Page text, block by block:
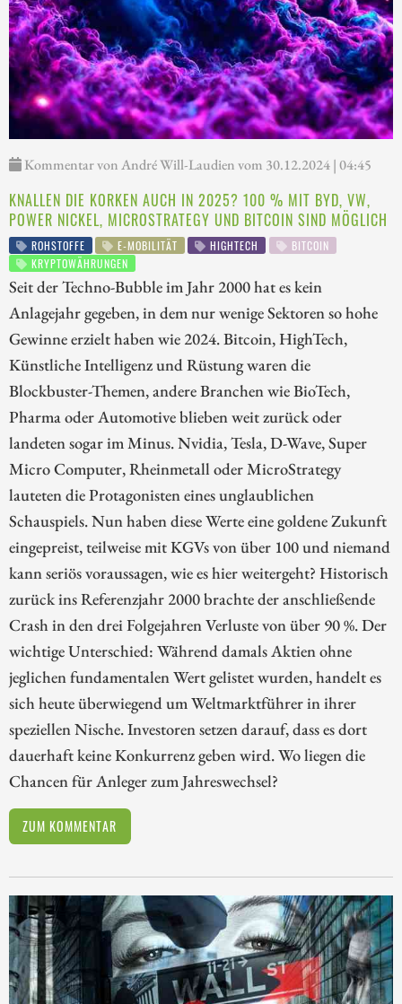
Kommentar von André Will-Laudien vom 30.12.2024 | 04:45
KNALLEN DIE KORKEN AUCH IN 2025? 100 % MIT BYD, VW,
POWER NICKEL, MICROSTRATEGY UND BITCOIN SIND MÖGLICH
ROHSTOFFE E-MOBILITÄT HIGHTECH
BITCOIN
KRYPTOWÄHRUNGEN
Seit der Techno-Bubble im Jahr 2000 hat es kein
Anlagejahr gegeben, in dem nur wenige Sektoren so hohe
Gewinne erzielt haben wie 2024. Bitcoin, HighTech,
Künstliche Intelligenz und Rüstung waren die
Blockbuster-Themen, andere Branchen wie BioTech,
Pharma oder Automotive blieben weit zurück oder
landeten sogar im Minus. Nvidia, Tesla, D-Wave, Super
Micro Computer, Rheinmetall oder MicroStrategy
lauteten die Protagonisten eines unglaublichen
Schauspiels. Nun haben diese Werte eine goldene Zukunft
eingepreist, teilweise mit KGVs von über 100 und niemand
kann seriös voraussagen, wie es hier weitergeht? Historisch
zurück ins Referenzjahr 2000 brachte der anschließende
Crash in den drei Folgejahren Verluste von über 90 %. Der
wichtige Unterschied: Während damals Aktien ohne
jeglichen fundamentalen Wert gelistet wurden, handelt es
sich heute überwiegend um Weltmarktführer in ihrer
speziellen Nische. Investoren setzen darauf, dass es dort
dauerhaft keine Konkurrenz geben wird. Wo liegen die
Chancen für Anleger zum Jahreswechsel?
ZUM KOMMENTAR